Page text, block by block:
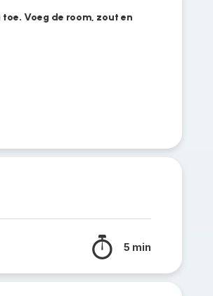
Voeg de room, zout en
5 min